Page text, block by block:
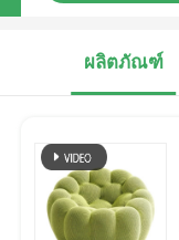
ผลิตภัณฑ์